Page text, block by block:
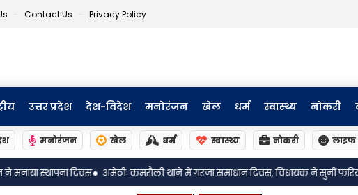
Contact Us Privacy Policy
उत्तर प्रदेश देश-विदेश मनोरंजन खेल धर्म स्वास्थ्य नोकरी
मनोरंजन खेल धर्म स्वास्थ्य नोकरी लाइफ
कमरौली थाने में गरजा समाधान दिवस, विधायक ने सुनीं फरियादियों की पीड़ा• अमेठीः